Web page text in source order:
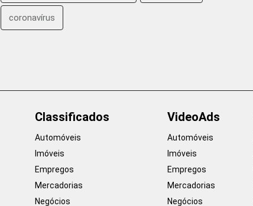
coronavírus
Classificados
Automóveis
Imóveis
Empregos
Mercadorias
Negócios
VideoAds
Automóveis
Imóveis
Empregos
Mercadorias
Negócios